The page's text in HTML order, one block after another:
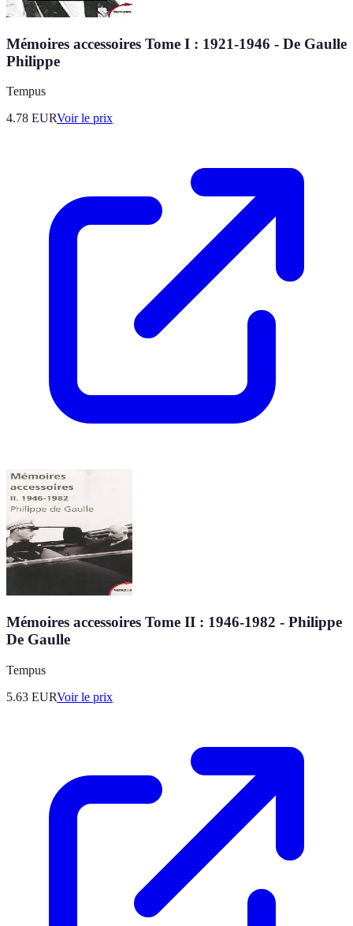
Mémoires accessoires Tome I : 1921-1946 - De Gaulle
Philippe
Tempus
4.78 EURVoir le prix
Mémoires accessoires Tome II : 1946-1982 - Philippe
De Gaulle
Tempus
5.63 EURVoir le prix